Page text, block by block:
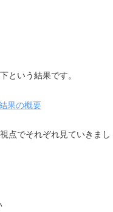
という結果です。
果の概要
点でそれぞれ見ていきまし